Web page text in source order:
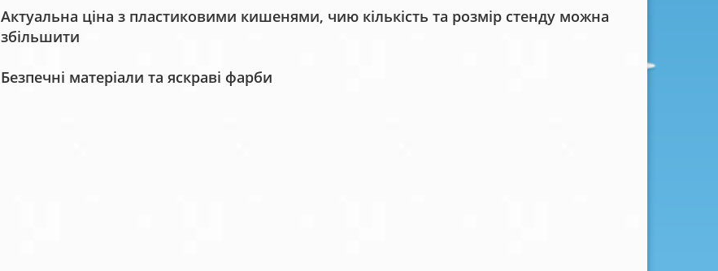
Актуальна ціна з пластиковими кишенями, чию кількість та розмір стенду можна
збільшити
Безпечні матеріали та яскраві фарби